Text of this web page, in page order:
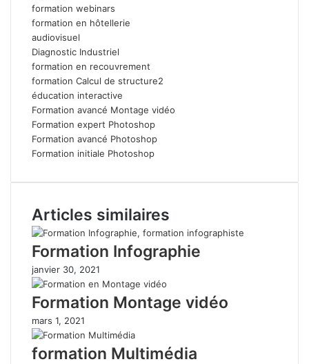
formation webinars
formation en hôtellerie
audiovisuel
Diagnostic Industriel
formation en recouvrement
formation Calcul de structure2
éducation interactive
Formation avancé Montage vidéo
Formation expert Photoshop
Formation avancé Photoshop
Formation initiale Photoshop
Articles similaires
Formation Infographie
janvier 30, 2021
Formation Montage vidéo
mars 1, 2021
formation Multimédia